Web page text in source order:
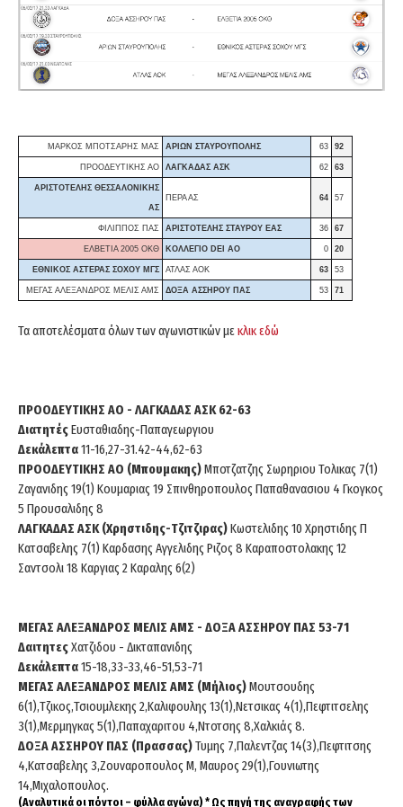
ΜΑΡΚΟΣ ΜΠΟΤΣΑΡΗΣ ΜΑΣ ΑΡΙΩΝ ΣΤΑΥΡΟΥΠΟΛΗΣ 63 92
ΠΡΟΟΔΕΥΤΙΚΗΣ ΑΟ ΛΑΓΚΑΔΑΣ ΑΣΚ 62 63
ΑΡΙΣΤΟΤΕΛΗΣ ΘΕΣΣΑΛΟΝΙΚΗΣ
ΑΣ
ΠΕΡΑ ΑΣ 64 57
ΦΙΛΙΠΠΟΣ ΠΑΣ ΑΡΙΣΤΟΤΕΛΗΣ ΣΤΑΥΡΟΥ ΕΑΣ 36 67
ΕΛΒΕΤΙΑ 2005 ΟΚΘ ΚΟΛΛΕΓΙΟ DEI ΑΟ 0 20
ΕΘΝΙΚΟΣ ΑΣΤΕΡΑΣ ΣΟΧΟΥ ΜΓΣ ΑΤΛΑΣ ΑΟΚ 63 53
ΜΕΓΑΣ ΑΛΕΞΑΝΔΡΟΣ ΜΕΛΙΣ ΑΜΣ ΔΟΞΑ ΑΣΣΗΡΟΥ ΠΑΣ 53 71
Τα αποτελέσματα όλων των αγωνιστικών μεκλικ εδώ
ΠΡΟΟΔΕΥΤΙΚΗΣ ΑΟ - ΛΑΓΚΑΔΑΣ ΑΣΚ 62-63
ΔιατητέςΕυσταθιαδης-Παπαγεωργιου
Δεκάλεπτα11-16,27-31.42-44,62-63
ΠΡΟΟΔΕΥΤΙΚΗΣ ΑΟ (Μπουμακης)Μποτζατζης Σωρηριου Τολικας 7(1)
Ζαγανιδης 19(1) Κουμαριας 19 Σπινθηροπουλος Παπαθανασιου 4 Γκογκος
5 Προυσαλιδης 8
ΛΑΓΚΑΔΑΣ ΑΣΚ (Χρηστιδης-Τζιτζιρας)Κωστελιδης 10 Χρηστιδης Π
Κατσαβελης 7(1) Καρδασης Αγγελιδης Ριζος 8 Καραποστολακης 12
Σαντσολι 18 Καργιας 2 Καραλης 6(2)
ΜΕΓΑΣ ΑΛΕΞΑΝΔΡΟΣ ΜΕΛΙΣ ΑΜΣ - ΔΟΞΑ ΑΣΣΗΡΟΥ ΠΑΣ 53-71
ΔαιτητεςΧατζιδου - Δικταπανιδης
Δεκάλεπτα15-18,33-33,46-51,53-71
ΜΕΓΑΣ ΑΛΕΞΑΝΔΡΟΣ ΜΕΛΙΣ ΑΜΣ (Μήλιος)Μουτσουδης
6(1),Τζικος,Τσιουμλεκης 2,Καλιφουλης 13(1),Νετσικας 4(1),Πεφτιτσελης
3(1),Μερμηγκας 5(1),Παπαχαριτου 4,Ντοτσης 8,Χαλκιάς 8.
ΔΟΞΑ ΑΣΣΗΡΟΥ ΠΑΣ (Πρασσας)Τυμης 7,Παλεντζας 14(3),Πεφτιτσης
4,Κατσαβελης 3,Ζουναροπουλος Μ, Μαυρος 29(1),Γουνιωτης
14,Μιχαλοπουλος.
(Αναλυτικά οι πόντοι – φύλλα αγώνα) * Ως πηγή της αναγραφής των